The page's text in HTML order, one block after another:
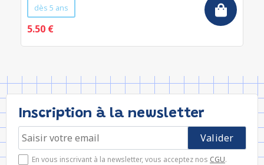
dès 5 ans
5.50 €
Inscription à la newsletter
En vous inscrivant à la newsletter, vous acceptez nos CGU.